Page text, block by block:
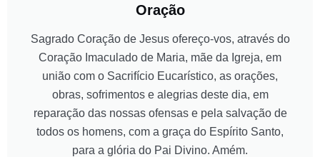
Oração
Sagrado Coração de Jesus ofereço-vos, através do
Coração Imaculado de Maria, mãe da Igreja, em
união com o Sacrifício Eucarístico, as orações,
obras, sofrimentos e alegrias deste dia, em
reparação das nossas ofensas e pela salvação de
todos os homens, com a graça do Espírito Santo,
para a glória do Pai Divino. Amém.